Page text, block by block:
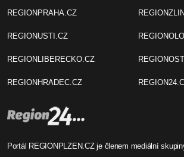
REGIONPRAHA.CZ
REGIONUSTI.CZ
REGIONLIBERECKO.CZ
REGIONHRADEC.CZ
Portál REGIONPLZEN.CZ je členem mediální